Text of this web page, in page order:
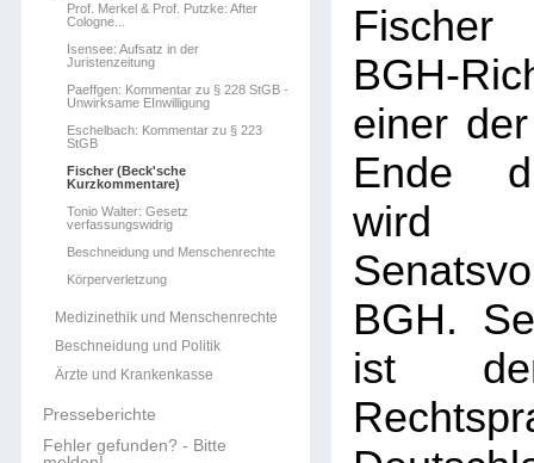
Prof. Merkel & Prof. Putzke: After
Cologne...
Isensee: Aufsatz in der
Juristenzeitung
Paeffgen: Kommentar zu § 228 StGB -
Unwirksame EInwilligung
Eschelbach: Kommentar zu § 223
StGB
Fischer (Beck'sche
Kurzkommentare)
Tonio Walter: Gesetz
verfassungswidrig
Beschneidung und Menschenrechte
Körperverletzung
Medizinethik und Menschenrechte
Beschneidung und Politik
Ärzte und Krankenkasse
Presseberichte
Fehler gefunden? - Bitte
BGH-
einer
Ende
BGH.
ist